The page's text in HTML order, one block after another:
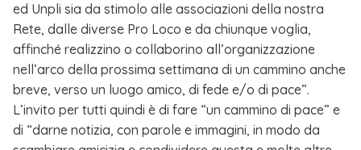
ed Unpli sia da stimolo alle associazioni della nostra
Rete, dalle diverse Pro Loco e da chiunque voglia,
affinché realizzino o collaborino all’organizzazione
nell’arco della prossima settimana di un cammino anche
breve, verso un luogo amico, di fede e/o di pace”.
L’invito per tutti quindi è di fare “un cammino di pace” e
di “darne notizia, con parole e immagini, in modo da